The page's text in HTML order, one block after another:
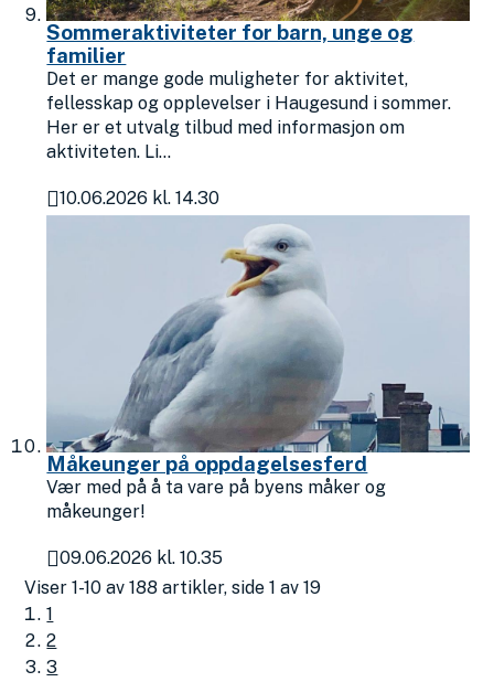
Sommeraktiviteter for barn, unge og
familier
Det er mange gode muligheter for aktivitet,
fellesskap og opplevelser i Haugesund i sommer.
Her er et utvalg tilbud med informasjon om
aktiviteten. Li...
Publisert
10.06.2026 kl. 14.30
Måkeunger på oppdagelsesferd
Vær med på å ta vare på byens måker og
måkeunger!
Publisert
09.06.2026 kl. 10.35
Viser1-10 av188 artikler,side1 av19
1
2
3